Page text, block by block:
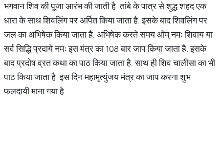
भगवान शिव की पूजा आरंभ की जाती है. तांबे के पात्र से शुद्ध शहद एक
धारा के साथ शिवलिंग पर अर्पित किया जाता है. इसके बाद शिवलिंग पर
जल का अभिषेक किया जाता है. अभिषेक करते समय ओम् नमः शिवाय या
सर्व सिद्धि प्रदाये नमः इस मंत्र का 108 बार जाप किया जाता है. इसके
बाद प्रदोष व्रत कथा का पाठ किया जाता है. साथ ही शिव चालीसा का भी
पाठ किया जाता है. इस दिन महामृत्युंजय मंत्र का जाप करना शुभ
फलदायी माना गया है.